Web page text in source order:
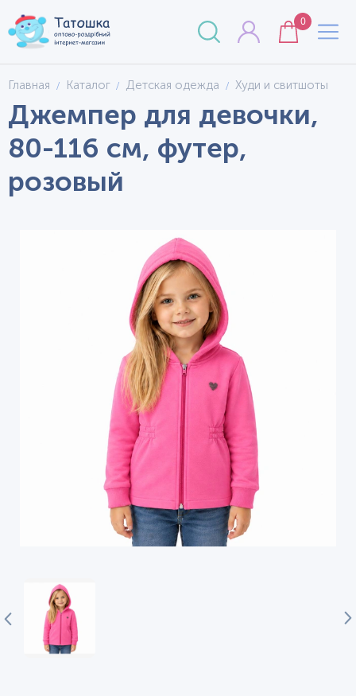
0
Главная Каталог Детская одежда Худи и свитшоты
Джемпер для девочки,
80-116 см, футер,
розовый